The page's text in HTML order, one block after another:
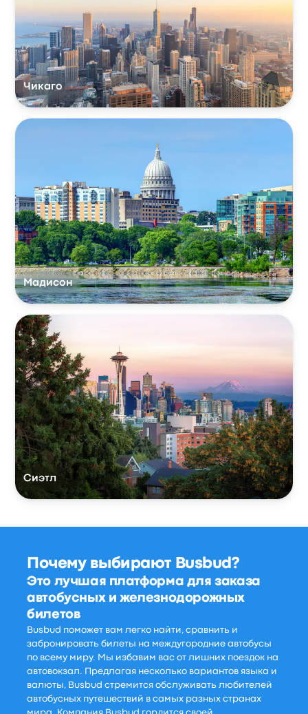
Чикаго
Мадисон
Сиэтл
Почему выбирают Busbud?
Это лучшая платформа для заказа
автобусных и железнодорожных
билетов
Busbud поможет вам легко найти, сравнить и
забронировать билеты на междугородние автобусы
по всему миру. Мы избавим вас от лишних поездок на
автовокзал. Предлагая несколько вариантов языка и
валюты, Busbud стремится обслуживать любителей
автобусных путешествий в самых разных странах